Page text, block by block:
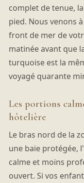
complet de tenue,
pied. Nous venons
front de mer de
matinée avant que
turquoise est la
voyagé quarante
Les portions
hôtelière
Le bras nord de la
une baie protégée,
calme et moins
ouvert. Si vos